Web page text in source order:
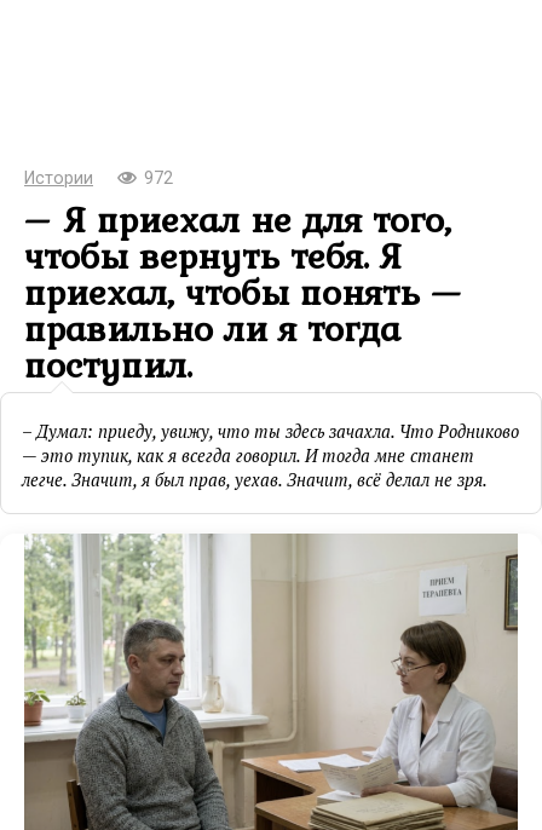
Истории 972
– Я приехал не для того,
чтобы вернуть тебя. Я
приехал, чтобы понять —
правильно ли я тогда
поступил.
– Думал: приеду, увижу, что ты здесь зачахла. Что Родниково
— это тупик, как я всегда говорил. И тогда мне станет
легче. Значит, я был прав, уехав. Значит, всё делал не зря.